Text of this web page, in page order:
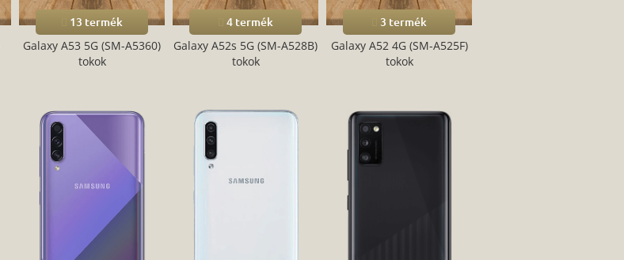
13 termék
Galaxy A53 5G (SM-A5360)
tokok
4 termék
Galaxy A52s 5G (SM-A528B)
tokok
3 termék
Galaxy A52 4G (SM-A525F)
tokok